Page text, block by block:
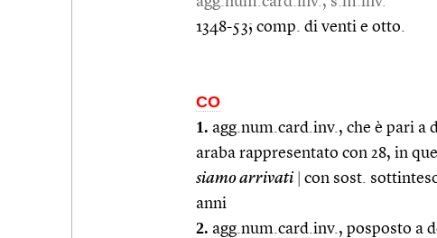
1348-53; comp. di venti e otto.
CO
1. agg.num.card.inv., che è pari a
araba rappresentato con 28, in
siamo arrivati
con sost.
anni
2. agg.num.card.inv., posposto a